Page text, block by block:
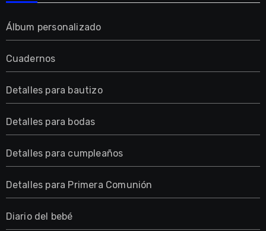
Álbum personalizado
Cuadernos
Detalles para bautizo
Detalles para bodas
Detalles para cumpleaños
Detalles para Primera Comunión
Diario del bebé